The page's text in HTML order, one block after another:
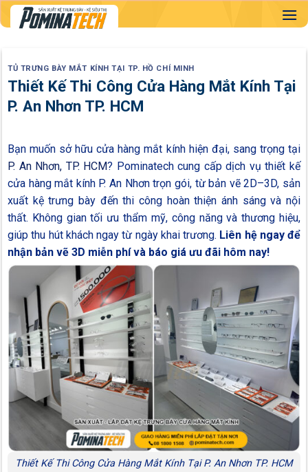
Skip
to
TỦ TRƯNG BÀY MẮT KÍNH TẠI TP. HỒ CHÍ MINH
Thiết Kế Thi Công Cửa Hàng Mắt Kính Tại
P. An Nhơn TP. HCM
Bạn muốn sở hữu cửa hàng mắt kính hiện đại, sang trọng tại
P. An Nhơn, TP. HCM? Pominatech cung cấp dịch vụ thiết kế
cửa hàng mắt kính P. An Nhơn trọn gói, từ bản vẽ 2D–3D, sản
xuất kệ trưng bày đến thi công hoàn thiện ánh sáng và nội
thất. Không gian tối ưu thẩm mỹ, công năng và thương hiệu,
giúp thu hút khách ngay từ ngày khai trương. Liên hệ ngay để
nhận bản vẽ 3D miễn phí và báo giá ưu đãi hôm nay!
Thiết Kế Thi Công Cửa Hàng Mắt Kính Tại P. An Nhơn TP. HCM